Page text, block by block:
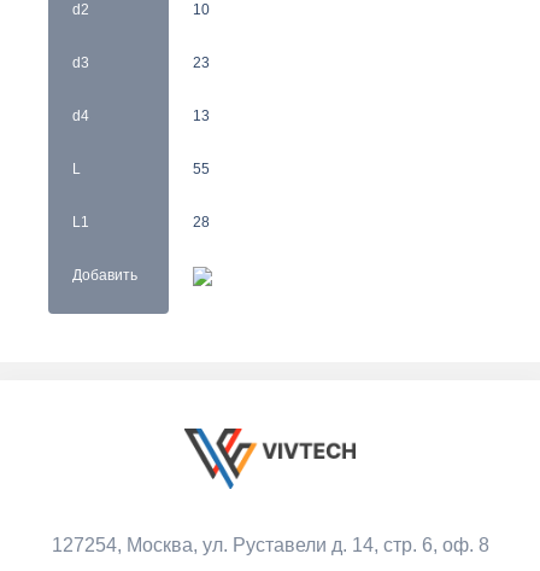
d2
d3
d4
L
L1
Добавить
10
23
13
55
28
127254, Москва, ул. Руставели д. 14, стр. 6, оф. 8